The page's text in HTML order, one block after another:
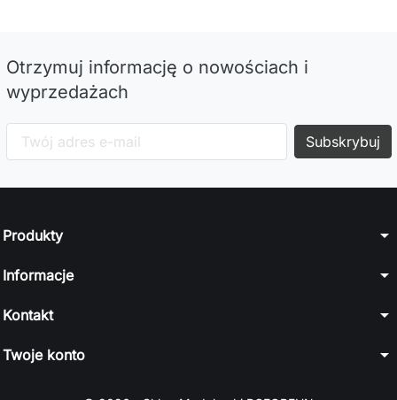
Otrzymuj informację o nowościach i
wyprzedażach
Produkty arrow_drop_down
Informacje arrow_drop_down
Kontakt arrow_drop_down
Twoje konto arrow_drop_down